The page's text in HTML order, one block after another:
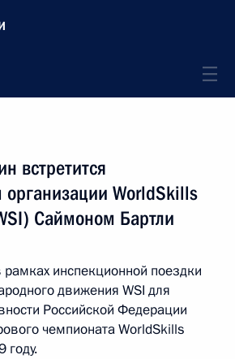
встретится
организации WorldSkills
Саймоном Бартли
рамках инспекционной поездки
движения WSI для
Российской Федерации
чемпионата WorldSkills
году.